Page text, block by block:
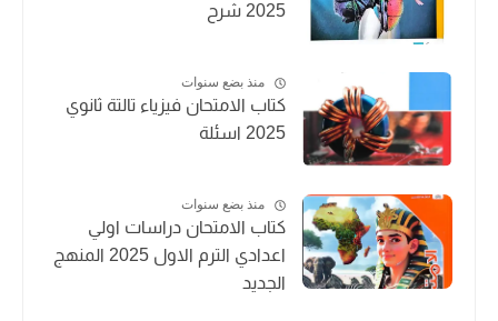
2025 شرح
منذ بضع سنوات
كتاب الامتحان فيزياء تالتة ثانوي
2025 اسئلة
منذ بضع سنوات
كتاب الامتحان دراسات اولي
اعدادي الترم الاول 2025 المنهج
الجديد